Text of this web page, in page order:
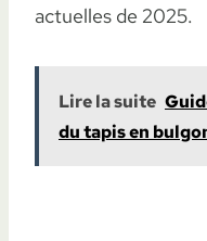
actuelles de 2025.
Lire la suite
du tapis en